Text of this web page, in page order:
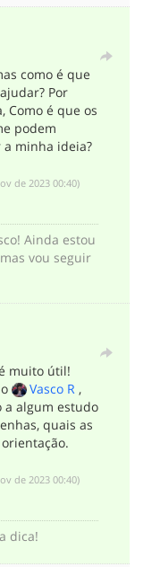
como é que
Por
Como é que os
podem
minha ideia?
de 2023 00:40)
Ainda estou
vou seguir
muito útil!
Vasco R,
a algum estudo
quais as
de 2023 00:40)
dica!